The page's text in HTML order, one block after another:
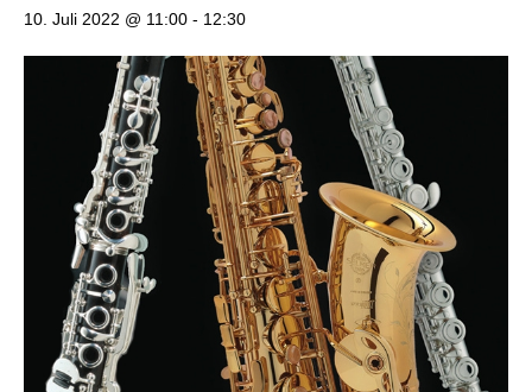
10. Juli 2022 @ 11:00 - 12:30